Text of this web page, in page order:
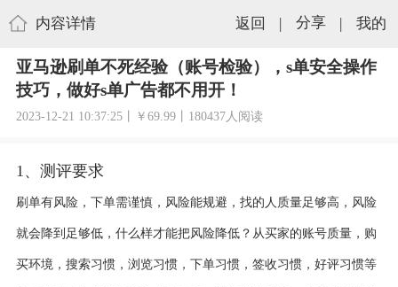
内容详情 返回 | 分享 | 我的
亚马逊刷单不死经验（账号检验），s单安全操作
技巧，做好s单广告都不用开！
2023-12-21 10:37:25丨￥69.99丨180437人阅读
1、测评要求
刷单有风险，下单需谨慎，风险能规避，找的人质量足够高，风险
就会降到足够低，什么样才能把风险降低？从买家的账号质量，购
买环境，搜索习惯，浏览习惯，下单习惯，签收习惯，好评习惯等